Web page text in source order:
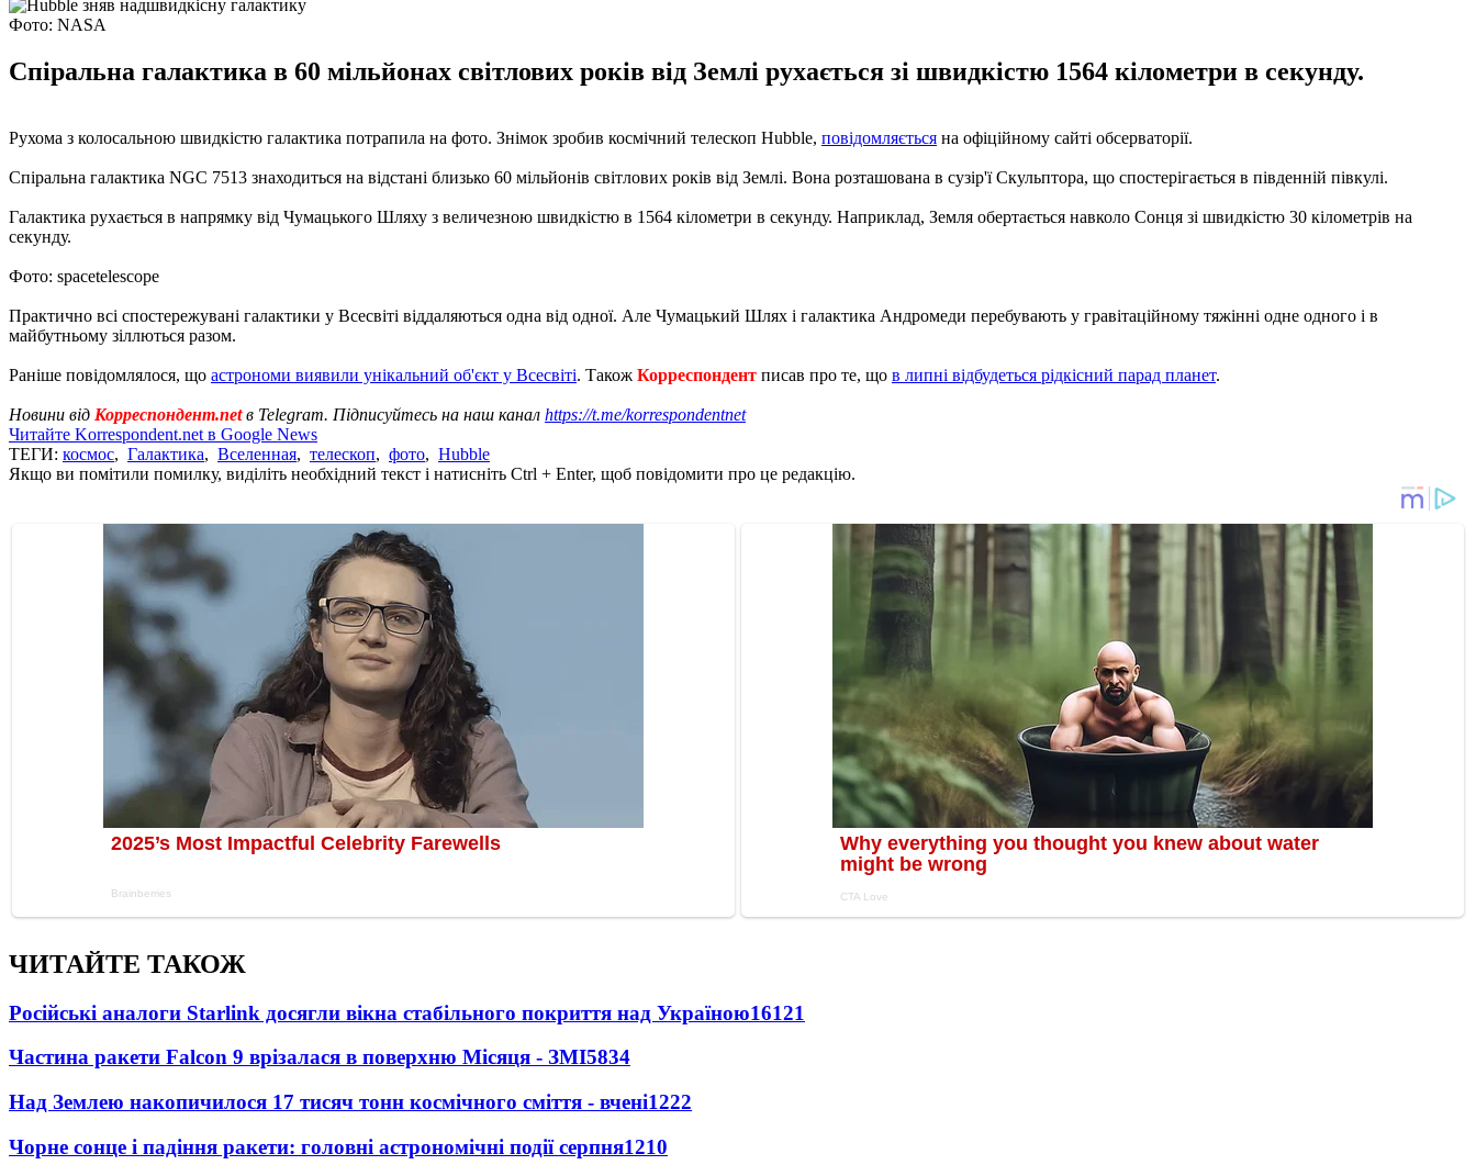
Фото: NASA
Спіральна галактика в 60 мільйонах світлових років від Землі рухається зі швидкістю 1564 кілометри в секунду.
Рухома з колосальною швидкістю галактика потрапила на фото. Знімок зробив космічний телескоп Hubble, повідомляється на офіційному сайті обсерваторії.
Спіральна галактика NGC 7513 знаходиться на відстані близько 60 мільйонів світлових років від Землі. Вона розташована в сузір'ї Скульптора, що спостерігається в південній півкулі.
Галактика рухається в напрямку від Чумацького Шляху з величезною швидкістю в 1564 кілометри в секунду. Наприклад, Земля обертається навколо Сонця зі швидкістю 30 кілометрів на
секунду.
Фото: spacetelescope
Практично всі спостережувані галактики у Всесвіті віддаляються одна від одної. Але Чумацький Шлях і галактика Андромеди перебувають у гравітаційному тяжінні одне одного і в
майбутньому зіллються разом.
Раніше повідомлялося, що астрономи виявили унікальний об'єкт у Всесвіті. Також Корреспондент писав про те, що в липні відбудеться рідкісний парад планет.
Новини від Корреспондент.netв Telegram. Підписуйтесь на наш канал https://t.me/korrespondentnet
Читайте Korrespondent.net в Google News
ТЕГИ: космос, Галактика, Вселенная, телескоп, фото, Hubble
Якщо ви помітили помилку, виділіть необхідний текст і натисніть Ctrl + Enter, щоб повідомити про це редакцію.
ЧИТАЙТЕ ТАКОЖ
Російські аналоги Starlink досягли вікна стабільного покриття над Україною16121
Частина ракети Falcon 9 врізалася в поверхню Місяця - ЗМІ5834
Над Землею накопичилося 17 тисяч тонн космічного сміття - вчені1222
Чорне сонце і падіння ракети: головні астрономічні події серпня1210